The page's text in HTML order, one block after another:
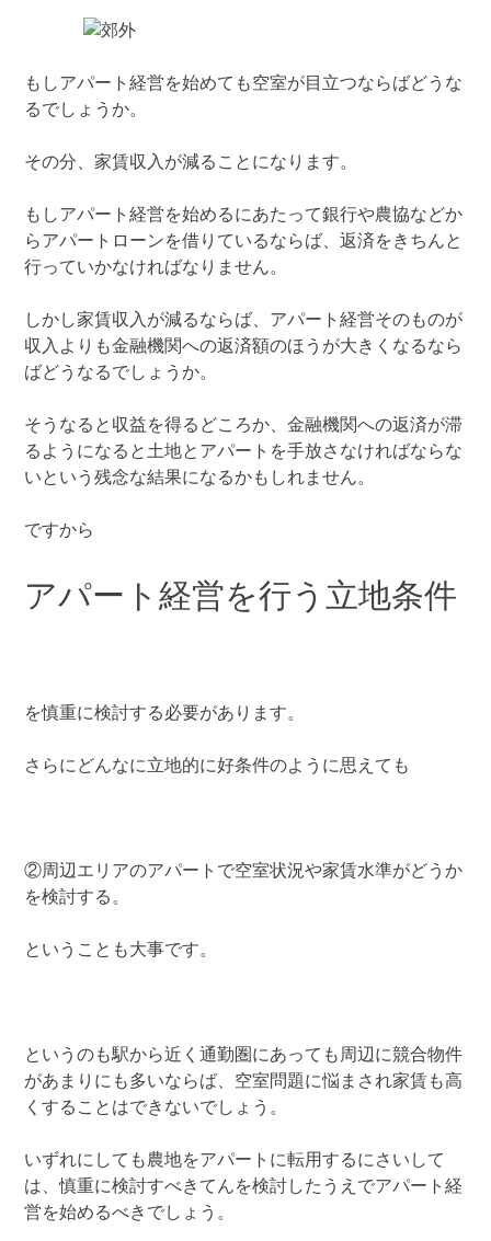
もしアパート経営を始めても空室が目立つならばどうな
るでしょうか。
その分、家賃収入が減ることになります。
もしアパート経営を始めるにあたって銀行や農協などか
らアパートローンを借りているならば、返済をきちんと
行っていかなければなりません。
しかし家賃収入が減るならば、アパート経営そのものが
収入よりも金融機関への返済額のほうが大きくなるなら
ばどうなるでしょうか。
そうなると収益を得るどころか、金融機関への返済が滞
るようになると土地とアパートを手放さなければならな
いという残念な結果になるかもしれません。
ですから
アパート経営を行う立地条件
を慎重に検討する必要があります。
さらにどんなに立地的に好条件のように思えても
②周辺エリアのアパートで空室状況や家賃水準がどうか
を検討する。
ということも大事です。
というのも駅から近く通勤圏にあっても周辺に競合物件
があまりにも多いならば、空室問題に悩まされ家賃も高
くすることはできないでしょう。
いずれにしても農地をアパートに転用するにさいして
は、慎重に検討すべきてんを検討したうえでアパート経
営を始めるべきでしょう。